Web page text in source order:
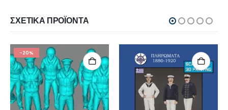
ΣΧΕΤΙΚΆ ΠΡΟΪΌΝΤΑ
-20%